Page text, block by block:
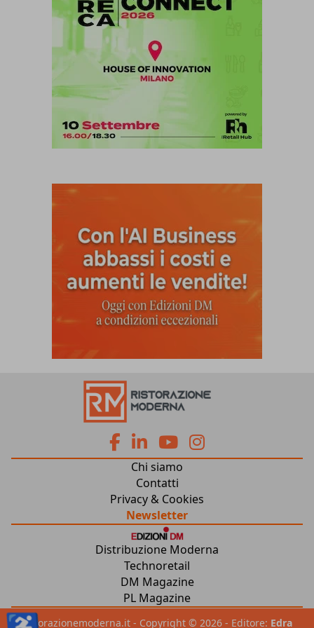
fa
fa-
facebook
fa
fa-
linkedin
fab
fa-
youtube
fab
Chi siamo
Contatti
Privacy & Cookies
Newsletter
Distribuzione Moderna
Technoretail
DM Magazine
PL Magazine
ristorazionemoderna.it - Copyright © 2026 - Editore: Edra